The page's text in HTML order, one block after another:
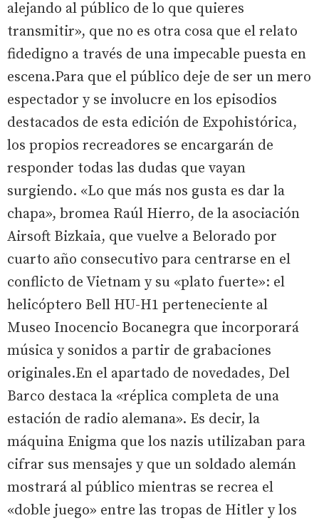
alejando al público de lo que quieres
transmitir», que no es otra cosa que el relato
fidedigno a través de una impecable puesta en
escena.Para que el público deje de ser un mero
espectador y se involucre en los episodios
destacados de esta edición de Expohistórica,
los propios recreadores se encargarán de
responder todas las dudas que vayan
surgiendo. «Lo que más nos gusta es dar la
chapa», bromea Raúl Hierro, de la asociación
Airsoft Bizkaia, que vuelve a Belorado por
cuarto año consecutivo para centrarse en el
conflicto de Vietnam y su «plato fuerte»: el
helicóptero Bell HU-H1 perteneciente al
Museo Inocencio Bocanegra que incorporará
música y sonidos a partir de grabaciones
originales.En el apartado de novedades, Del
Barco destaca la «réplica completa de una
estación de radio alemana». Es decir, la
máquina Enigma que los nazis utilizaban para
cifrar sus mensajes y que un soldado alemán
mostrará al público mientras se recrea el
«doble juego» entre las tropas de Hitler y los